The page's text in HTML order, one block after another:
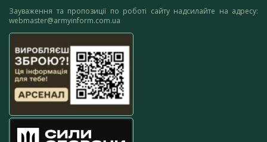
Зауваження та пропозиції по роботі сайту надсилайте на адресу:
webmaster@armyinform.com.ua